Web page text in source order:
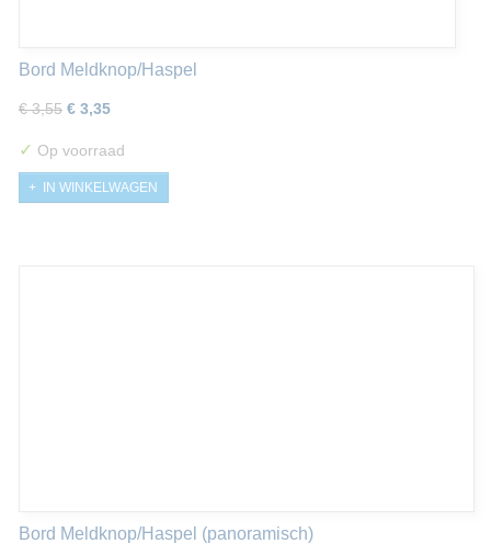
Bord Meldknop/Haspel
€ 3,55 € 3,35
✓ Op voorraad
IN WINKELWAGEN
Bord Meldknop/Haspel (panoramisch)